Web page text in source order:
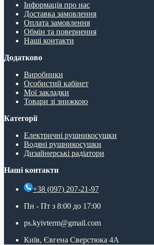
Інформація про нас
Доставка замовлення
Оплата замовлення
Обмін та повернення
Наші контакти
Додатково
Виробники
Особистий кабінет
Мої закладки
Товари зі знижкою
Категорії
Електричні рушникосушки
Водяні рушникосушки
Дизайнерські радіатори
Наші контакти
+38 (097) 207-21-97
Пн - Пт з 8:00 до 17:00
ps.kyivterm@gmail.com
Київ, Євгена Сверстюка 4А